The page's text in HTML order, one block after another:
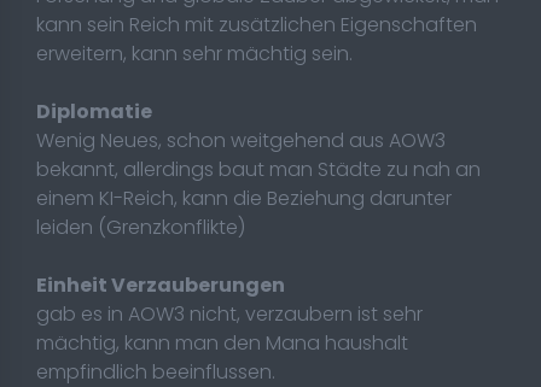
kann sein Reich mit zusätzlichen Eigenschaften
erweitern, kann sehr mächtig sein.
Diplomatie
Wenig Neues, schon weitgehend aus AOW3
bekannt, allerdings baut man Städte zu nah an
einem KI-Reich, kann die Beziehung darunter
leiden (Grenzkonflikte)
Einheit Verzauberungen
gab es in AOW3 nicht, verzaubern ist sehr
mächtig, kann man den Mana haushalt
empfindlich beeinflussen.